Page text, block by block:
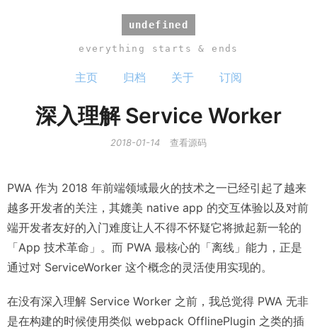
undefined
everything starts & ends
主页 归档 关于 订阅
深入理解 Service Worker
2018-01-14 查看源码
PWA 作为 2018 年前端领域最火的技术之一已经引起了越来
越多开发者的关注，其媲美 native app 的交互体验以及对前
端开发者友好的入门难度让人不得不怀疑它将掀起新一轮的
「App 技术革命」。而 PWA 最核心的「离线」能力，正是
通过对 ServiceWorker 这个概念的灵活使用实现的。
在没有深入理解 Service Worker 之前，我总觉得 PWA 无非
是在构建的时候使用类似 webpack OfflinePlugin 之类的插